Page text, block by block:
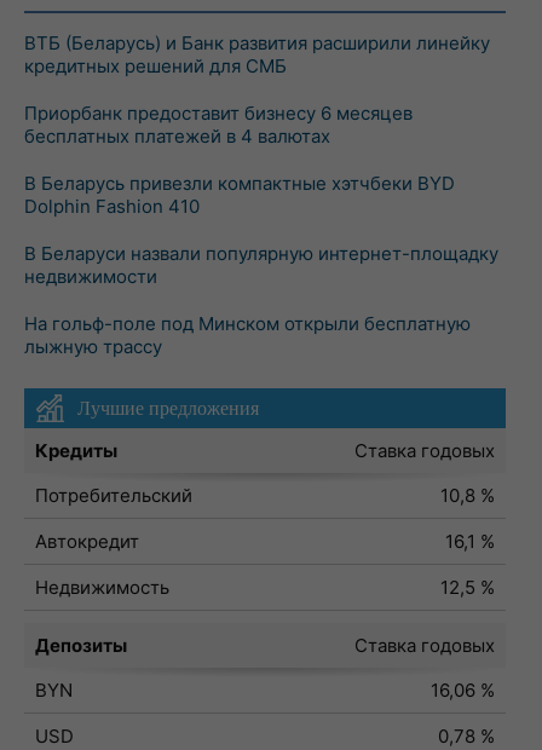
ВТБ (Беларусь) и Банк развития расширили линейку
кредитных решений для СМБ
Приорбанк предоставит бизнесу 6 месяцев
бесплатных платежей в 4 валютах
В Беларусь привезли компактные хэтчбеки BYD
Dolphin Fashion 410
В Беларуси назвали популярную интернет-площадку
недвижимости
На гольф-поле под Минском открыли бесплатную
лыжную трассу
Лучшие предложения
Кредиты
Ставка годовых
Потребительский
10,8 %
Автокредит
16,1 %
Недвижимость
12,5 %
Депозиты
Ставка годовых
BYN
16,06 %
USD
0,78 %